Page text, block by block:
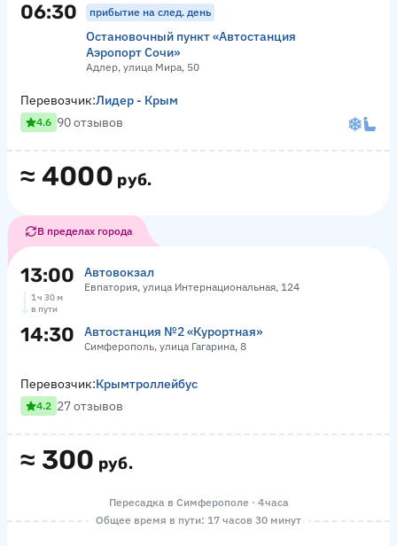
06:30 прибытие на след. день
Остановочный пункт «Автостанция
Аэропорт Сочи»
Адлер, улица Мира, 50
≈ 4000 руб.
Перевозчик:Лидер - Крым
4.6 90 отзывов
В пределах города
13:00 Автовокзал
Евпатория, улица Интернациональная, 124
1 ч 30 м
в пути
14:30 Автостанция №2 «Курортная»
Симферополь, улица Гагарина, 8
≈ 300 руб.
Перевозчик:Крымтроллейбус
4.2 27 отзывов
Пересадка в Симферополе · 4 часа
Общее время в пути: 17 часов 30 минут